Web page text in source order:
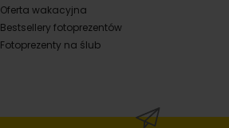
Oferta wakacyjna
Bestsellery fotoprezentów
Fotoprezenty na ślub